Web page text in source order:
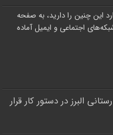
این چنین را دارید، به صفحه
اجتماعی و ایمیل آماده
البرز در دستور کار قرار